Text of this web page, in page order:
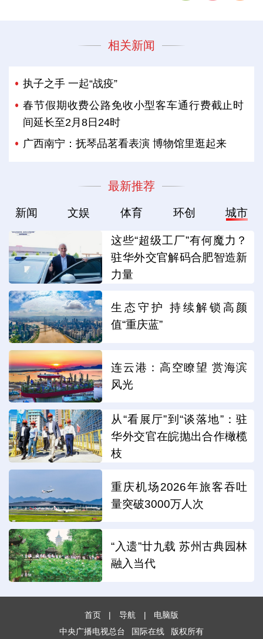
相关新闻
执子之手 一起“战疫”
春节假期收费公路免收小型客车通行费截止时
间延长至2月8日24时
广西南宁：抚琴品茗看表演 博物馆里逛起来
最新推荐
新闻 文娱 体育 环创 城市
这些“超级工厂”有何魔力？
驻华外交官解码合肥智造新
力量
生态守护 持续解锁高颜
值“重庆蓝”
连云港：高空瞭望 赏海滨
风光
从“看展厅”到“谈落地”：驻
华外交官在皖抛出合作橄榄
枝
重庆机场2026年旅客吞吐
量突破3000万人次
“入遗”廿九载 苏州古典园林
融入当代
首页 | 导航 |
电脑版
中央广播电视总台
国际在线 版权所有